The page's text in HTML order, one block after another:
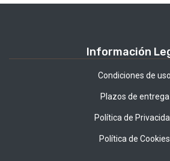
Información
Condiciones de uso
Plazos de entrega
Política de
Política de Cookies